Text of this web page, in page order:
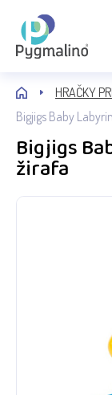
HRAČKY
Bigjigs Baby
Bigjigs
žirafa